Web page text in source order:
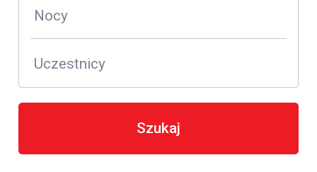
Nocy
Uczestnicy
Szukaj